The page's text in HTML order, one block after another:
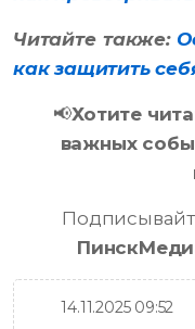
Читайте также:
как защитить
📢Хотите
важных
14.11.2025 09:52